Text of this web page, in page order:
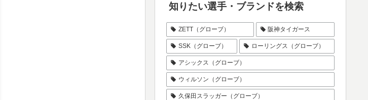
知りたい選手・ブランドを検索
ZETT（グローブ） 阪神タイガース
SSK（グローブ） ローリングス（グローブ）
アシックス（グローブ）
ウィルソン（グローブ）
久保田スラッガー（グローブ）